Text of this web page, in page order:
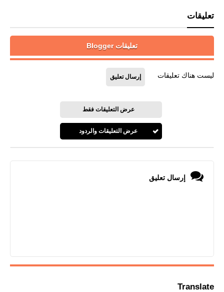
تعليقات
تعليقات Blogger
ليست هناك تعليقات إرسال تعليق
عرض التعليقات فقط
عرض التعليقات والردود
إرسال تعليق
Translate